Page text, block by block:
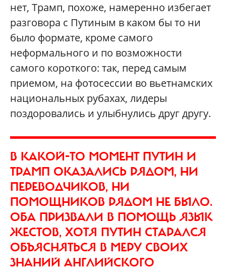
нет, Трамп, похоже, намеренно избегает
разговора с Путиным в каком бы то ни
было формате, кроме самого
неформального и по возможности
самого короткого: так, перед самым
приемом, на фотосессии во вьетнамских
национальных рубахах, лидеры
поздоровались и улыбнулись друг другу.
В КАКОЙ-ТО МОМЕНТ ПУТИН И
ТРАМП ОКАЗАЛИСЬ РЯДОМ, НИ
ПЕРЕВОДЧИКОВ, НИ
ПОМОЩНИКОВ РЯДОМ НЕ БЫЛО.
ОБА ПРИЗВАЛИ В ПОМОЩЬ ЯЗЫК
ЖЕСТОВ, ХОТЯ ПУТИН СТАРАЛСЯ
ОБЪЯСНЯТЬСЯ В МЕРУ СВОИХ
ЗНАНИЙ АНГЛИЙСКОГО